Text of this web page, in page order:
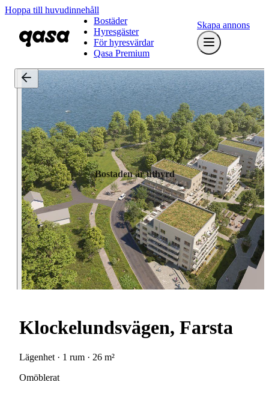
Hoppa till huvudinnehåll
Bostäder
Hyresgäster
För hyresvärdar
Qasa Premium
Skapa annons
Bostaden är uthyrd
Klockelundsvägen, Farsta
Lägenhet · 1 rum · 26 m²
Omöblerat